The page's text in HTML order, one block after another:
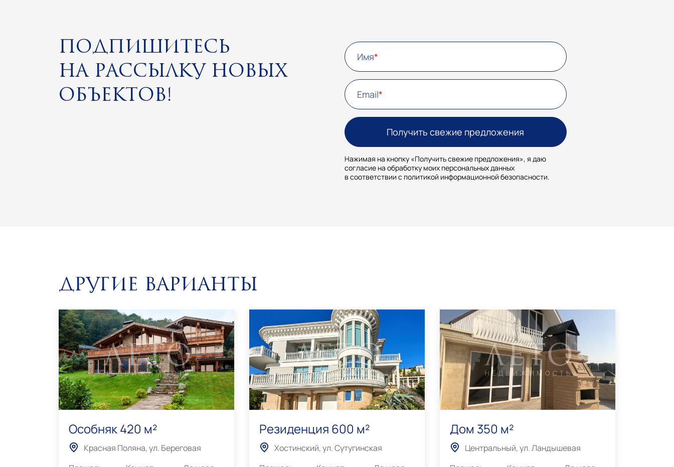
Подпишитесь
на рассылку новых
объектов!
Имя
Email
Нажимая на кнопку «Получить свежие предложения», я даю
согласие на обработку моих персональных данных
в соответствии с политикой информационной безопасности.
Другие варианты
Особняк 420 м²
Красная Поляна, ул. Береговая
Резиденция 600 м²
Хостинский, ул. Сутугинская
Дом 350 м²
Центральный, ул. Ландышевая